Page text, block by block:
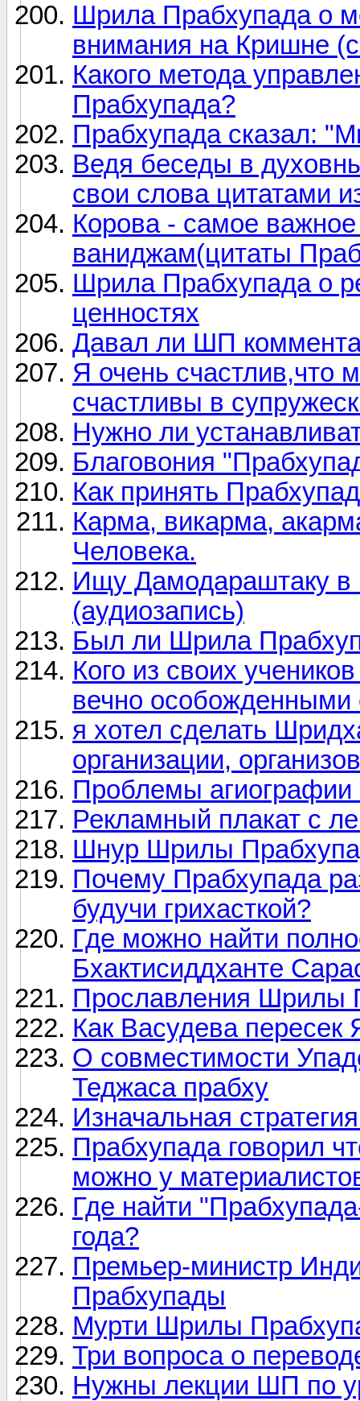
Шрила Прабхупада о
внимания на Кришне
Какого метода
Прабхупада?
Прабхупада сказал:
Ведя беседы в
свои слова цитатами
Корова - самое
ваниджам(цитаты
Шрила Прабхупада о
ценностях
Давал ли ШП
Я очень счастлив,что
счастливы в
Нужно ли
Благовония
Как принять
Карма, викарма,
Человека.
Ищу Дамодараштаку в
(аудиозапись)
Был ли Шрила
Кого из своих
вечно особожденными
я хотел сделать
организации,
Проблемы
Рекламный плакат с
Шнур Шрилы
Почему Прабхупада
будучи грихасткой?
Где можно найти
Бхактисиддханте
Прославления Шрилы
Как Васудева пересек
О совместимости
Теджаса прабху
Изначальная
Прабхупада говорил
можно у
Где найти
года?
Премьер-министр
Прабхупады
Мурти Шрилы
Три вопроса о
Нужны лекции ШП по